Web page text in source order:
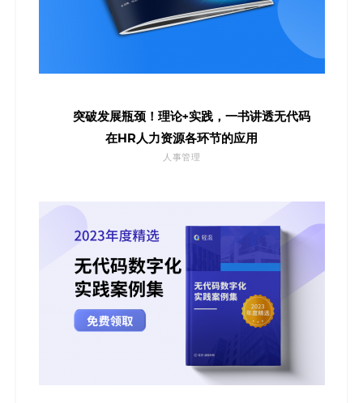
突破发展瓶颈！理论+实践，一书讲透无代码
在HR人力资源各环节的应用
人事管理